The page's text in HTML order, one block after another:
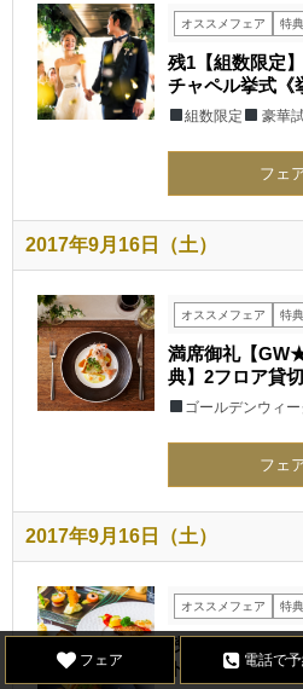
オススメフェア 特
残1【組数限定
チャペル挙式《
組数限定 豪華
フェ
2017年9月16日（土）
オススメフェア 特
満席御礼【
典】2フロア貸
ゴールデンウィ
フェ
2017年9月16日（土）
オススメフェア 特
残2≪年
ドレス特典＆絶
フェア 電話で